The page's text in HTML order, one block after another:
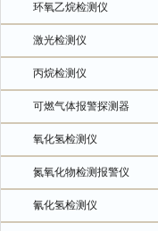
环氧乙烷检测仪
激光检测仪
丙烷检测仪
可燃气体报警探测器
氧化氢检测仪
氮氧化物检测报警仪
氰化氢检测仪